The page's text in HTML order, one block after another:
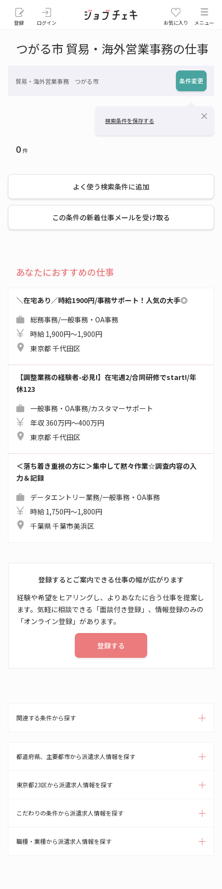
登録 ログイン お気に入り メニュー
つがる市 貿易・海外営業事務の仕事
貿易・海外営業事務 つがる市 条件変更
検索条件を保存する close
0件
よく使う検索条件に追加
この条件の新着仕事メールを受け取る
あなたにおすすめの仕事
＼在宅あり／時給1900円/事務サポート！人気の大手◎
総務事務/一般事務・OA事務
時給 1,900円～1,900円
東京都 千代田区
【調整業務の経験者-必見!】在宅週2/合同研修でstart!/年
休123
一般事務・OA事務/カスタマーサポート
年収 360万円～400万円
東京都 千代田区
＜落ち着き重視の方に＞集中して黙々作業☆調査内容の入
力＆記録
データエントリー業務/一般事務・OA事務
時給 1,750円～1,800円
千葉県 千葉市美浜区
登録するとご案内できる仕事の幅が広がります
経験や希望をヒアリングし、よりあなたに合う仕事を提案し
ます。気軽に相談できる「面談付き登録」、情報登録のみの
「オンライン登録」があります。
登録する
関連する条件から探す
都道府県、主要都市から派遣求人情報を探す
東京都23区から派遣求人情報を探す
こだわりの条件から派遣求人情報を探す
職種・業種から派遣求人情報を探す